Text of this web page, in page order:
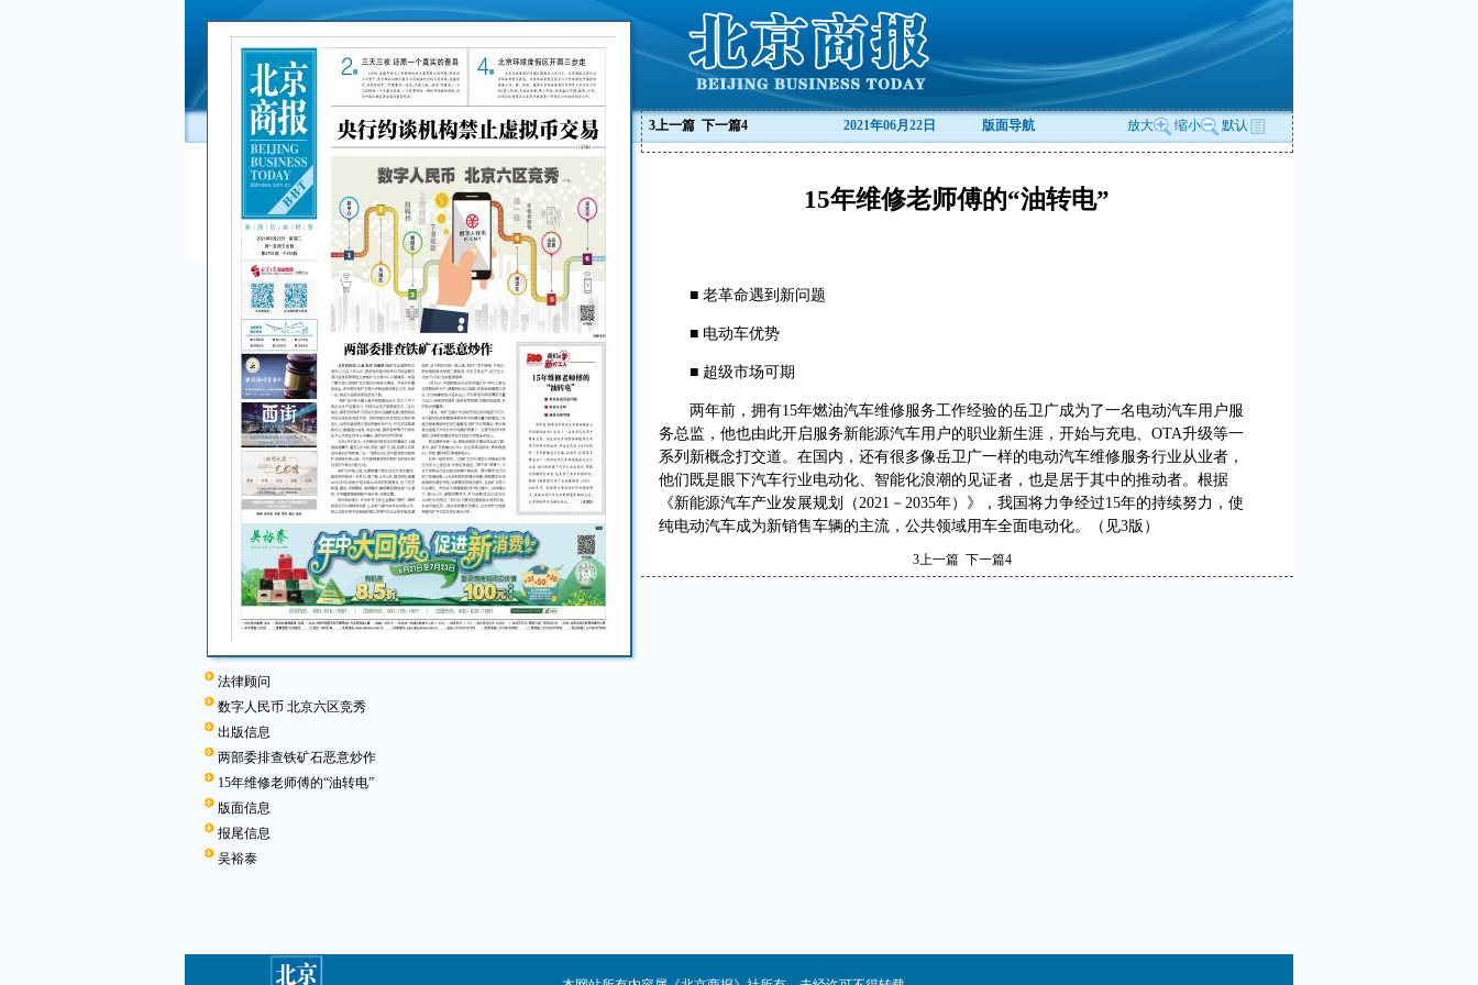
法律顾问
数字人民币 北京六区竞秀
出版信息
两部委排查铁矿石恶意炒作
15年维修老师傅的“油转电”
版面信息
报尾信息
吴裕泰
3上一篇 下一篇4 2021年06月22日 版面导航 放大 缩小 默认
15年维修老师傅的“油转电”
■ 老革命遇到新问题
■ 电动车优势
■ 超级市场可期
两年前，拥有15年燃油汽车维修服务工作经验的岳卫广成为了一名电动汽车用户服
务总监，他也由此开启服务新能源汽车用户的职业新生涯，开始与充电、OTA升级等一
系列新概念打交道。在国内，还有很多像岳卫广一样的电动汽车维修服务行业从业者，
他们既是眼下汽车行业电动化、智能化浪潮的见证者，也是居于其中的推动者。根据
《新能源汽车产业发展规划（2021－2035年）》，我国将力争经过15年的持续努力，使
纯电动汽车成为新销售车辆的主流，公共领域用车全面电动化。（见3版）
3上一篇 下一篇4